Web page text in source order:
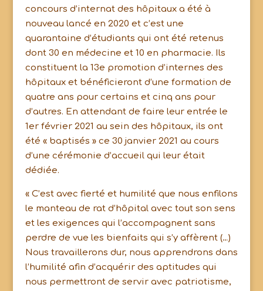
concours d’internat des hôpitaux a été à
nouveau lancé en 2020 et c’est une
quarantaine d’étudiants qui ont été retenus
dont 30 en médecine et 10 en pharmacie. Ils
constituent la 13e promotion d’internes des
hôpitaux et bénéficieront d’une formation de
quatre ans pour certains et cinq ans pour
d’autres. En attendant de faire leur entrée le
1er février 2021 au sein des hôpitaux, ils ont
été « baptisés » ce 30 janvier 2021 au cours
d’une cérémonie d’accueil qui leur était
dédiée.
« C’est avec fierté et humilité que nous enfilons
le manteau de rat d’hôpital avec tout son sens
et les exigences qui l’accompagnent sans
perdre de vue les bienfaits qui s’y affèrent (…)
Nous travaillerons dur, nous apprendrons dans
l’humilité afin d’acquérir des aptitudes qui
nous permettront de servir avec patriotisme,